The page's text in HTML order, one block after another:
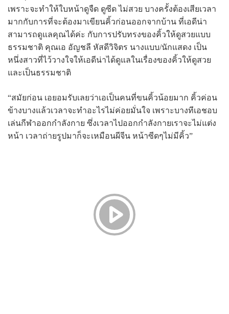
เพราะจะทำให้ใบหน้าดูจืด ดูซีด ไม่สวย บางครั้งต้องเสียเวลา
มากกับการที่จะต้องมาเขียนคิ้วก่อนออกจากบ้าน ที่เอดีน่า
สามารถดูแลคุณได้ค่ะ กับการปรับทรงของคิ้วให้ดูสวยแบบ
ธรรมชาติ คุณเอ อัญชลี หัสดีวิจิตร นางแบบ/นักแสดง เป็น
หนึ่งสาวที่ไว้วางใจให้เอดีน่าได้ดูแลในเรื่องของคิ้วให้ดูสวย
และเป็นธรรมชาติ
“สมัยก่อน เอยอมรับเลยว่าเอเป็นคนที่ขนคิ้วน้อยมาก คิ้วค่อน
ข้างบางแล้วเวลาจะทำอะไรไม่ค่อยมั่นใจ เพราะบางทีเอชอบ
เล่นกีฬาออกกำลังกาย ซึ่งเวลาไปออกกำลังกายเราจะไม่แต่ง
หน้า เวลาถ่ายรูปมาก็จะเหมือนผีจีน หน้าซีดๆไม่มีคิ้ว”